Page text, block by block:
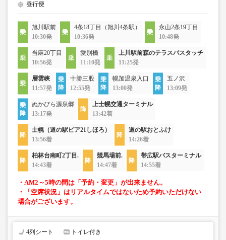
昼行便
旭川駅前
10:30発
4条18丁目（旭川4条駅）
10:36発
永山2条19丁目
10:48発
当麻20丁目
10:56発
愛別橋
11:10発
上川駅前森のテラスバスタッチ
11:25発
層雲峡
11:57発
十勝三股
12:55発
幌加温泉入口
13:00発
五ノ沢
13:09発
ぬかびら源泉郷
13:17発
上士幌交通ターミナル
13:42着
士幌（道の駅ピア21しほろ）
13:56着
道の駅おとふけ
14:26着
柏林台南町2丁目.
14:43着
競馬場前.
14:47着
帯広駅バスターミナル
14:55着
・AM2～5時の間は「予約・変更」が出来ません。
・「空席状況」はリアルタイムではないため予約いただけない
場合がございます。
4列シート トイレ付き